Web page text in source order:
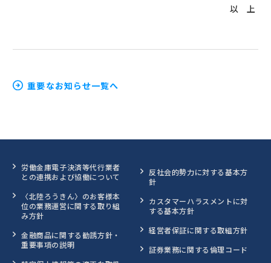
以 上
重要なお知らせ一覧へ
労働金庫電子決済等代行業者
との連携および協働について
〈北陸ろうきん〉のお客様本
位の業務運営に関する取り組
み方針
金融商品に関する勧誘方針・
重要事項の説明
反社会的勢力に対する基本方
針
カスタマーハラスメントに対
する基本方針
経営者保証に関する取組方針
証券業務に関する倫理コード